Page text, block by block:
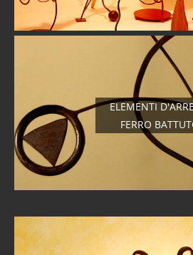
ELEMENTI
FERRO